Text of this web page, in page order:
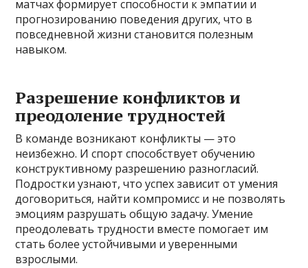
матчах формирует способности к эмпатии и
прогнозированию поведения других, что в
повседневной жизни становится полезным
навыком.
Разрешение конфликтов и
преодоление трудностей
В команде возникают конфликты — это
неизбежно. И спорт способствует обучению
конструктивному разрешению разногласий.
Подростки узнают, что успех зависит от умения
договориться, найти компромисс и не позволять
эмоциям разрушать общую задачу. Умение
преодолевать трудности вместе помогает им
стать более устойчивыми и уверенными
взрослыми.